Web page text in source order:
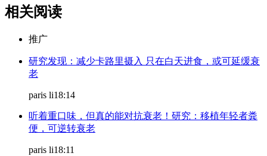
相关阅读
推广
研究发现：减少卡路里摄入 只在白天进食，或可延缓衰
老
paris li18:14
听着重口味，但真的能对抗衰老！研究：移植年轻者粪
便，可逆转衰老
paris li18:11